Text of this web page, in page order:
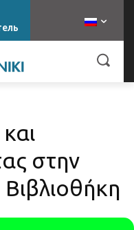
στην
Βιβλιοθήκη